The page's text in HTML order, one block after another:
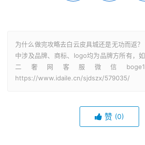
为什么做完攻略去白云皮具城还是无功而返
中涉及品牌、商标、logo均为品牌方所有，
二奢网客服微信
https://www.idaile.cn/sjdszx/579035/
赞 (0)